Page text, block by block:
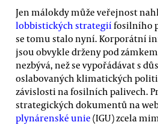
Jen málokdy může veřejnost
lobbistických strategiífosilního
se tomu stalo nyní. Korporátní
jsou obvykle drženy pod
nezbývá, než se vypořádávat s
oslabovaných klimatických
závislosti na fosilních palivech.
strategických dokumentů na
plynárenské unie (IGU) zcela